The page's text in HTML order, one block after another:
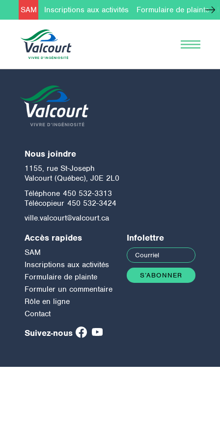
SAM Inscriptions aux activités Formulaire de plainte
Nous joindre
1155, rue St-Joseph
Valcourt (Québec), J0E 2L0
Téléphone 450 532-3313
Télécopieur 450 532-3424
ville.valcourt@valcourt.ca
Accès rapides
SAM
Inscriptions aux activités
Formulaire de plainte
Formuler un commentaire
Rôle en ligne
Contact
Suivez-nous
Infolettre